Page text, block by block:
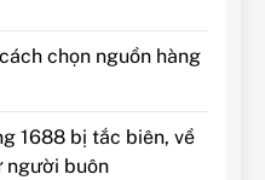
chọn nguồn hàng
1688 bị tắc biên, về
người buôn